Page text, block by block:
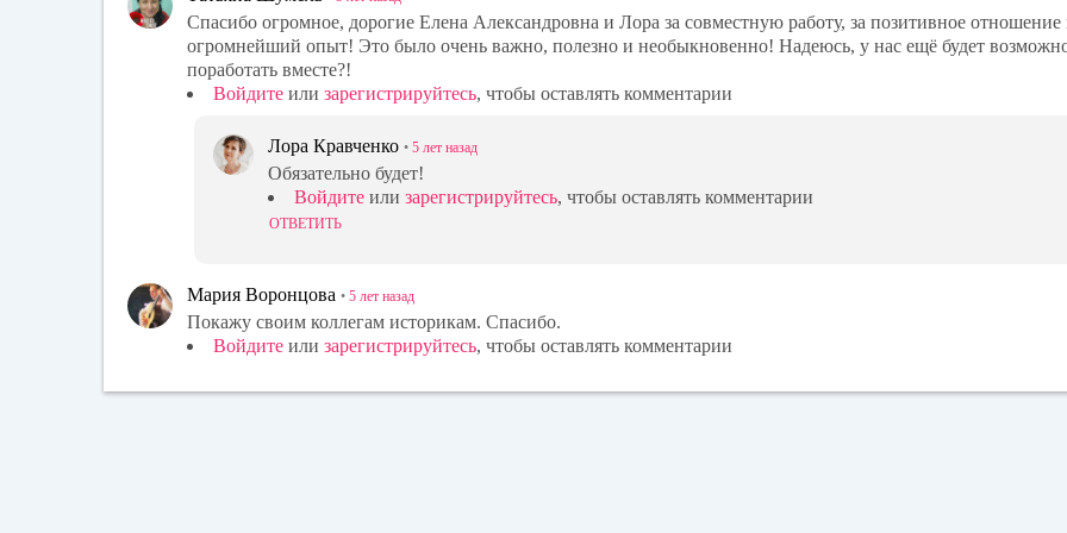
Спасибо огромное, дорогие Елена Александровна и Лора за совместную работу, за позитивное отношение
огромнейший опыт! Это было очень важно, полезно и необыкновенно! Надеюсь, у нас ещё будет
поработать вместе?!
Войдите или зарегистрируйтесь, чтобы оставлять комментарии
Лора Кравченко • 5 лет назад
Обязательно будет!
Войдите или зарегистрируйтесь, чтобы оставлять комментарии
ОТВЕТИТЬ
Мария Воронцова • 5 лет назад
Покажу своим коллегам историкам. Спасибо.
Войдите или зарегистрируйтесь, чтобы оставлять комментарии